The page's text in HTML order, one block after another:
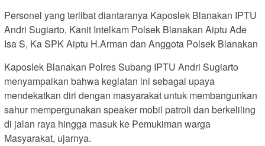
Personel yang terlibat diantaranya Kaposlek Blanakan IPTU
Andri Sugiarto, Kanit Intelkam Polsek Blanakan Aiptu Ade
Isa S, Ka SPK Aiptu H.Arman dan Anggota Polsek Blanakan
Kaposlek Blanakan Polres Subang IPTU Andri Sugiarto
menyampaikan bahwa kegiatan ini sebagai upaya
mendekatkan diri dengan masyarakat untuk membangunkan
sahur mempergunakan speaker mobil patroli dan berkeliling
di jalan raya hingga masuk ke Pemukiman warga
Masyarakat, ujarnya.